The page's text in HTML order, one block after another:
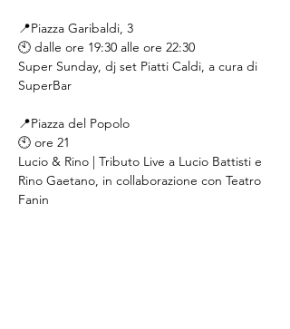
📍Piazza Garibaldi, 3
🕙 dalle ore 19:30 alle ore 22:30
Super Sunday, dj set Piatti Caldi, a cura di
SuperBar
📍Piazza del Popolo
🕙 ore 21
Lucio & Rino | Tributo Live a Lucio Battisti e
Rino Gaetano, in collaborazione con Teatro
Fanin